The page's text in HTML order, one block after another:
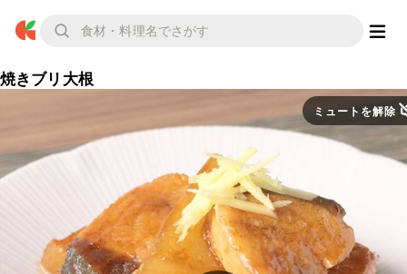
焼きブリ大根
ミュートを解除